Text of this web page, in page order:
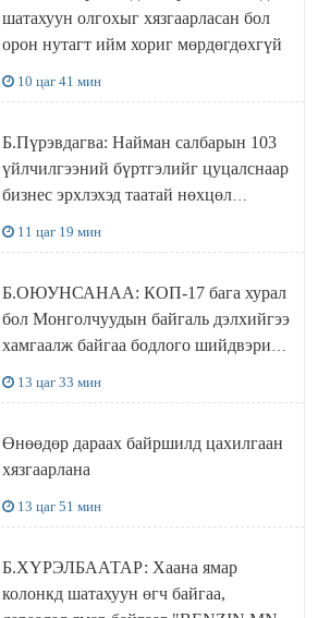
шатахуун олгохыг хязгаарласан бол
орон нутагт ийм хориг мөрдөгдөхгүй
10 цаг 41 мин
Б.Пүрэвдагва: Найман салбарын 103
үйлчилгээний бүртгэлийг цуцалснаар
бизнес эрхлэхэд таатай нөхцөл
бүрдэнэ
11 цаг 19 мин
Б.ОЮУНСАНАА: КОП-17 бага хурал
бол Монголчуудын байгаль дэлхийгээ
хамгаалж байгаа бодлого шийдвэрийг
ДЭЛХИЙД СУРТАЛЧИЛАХ гол
бодлого
13 цаг 33 мин
Өнөөдөр дараах байршилд цахилгаан
хязгаарлана
13 цаг 51 мин
Б.ХҮРЭЛБААТАР: Хаана ямар
колонкд шатахуун өгч байгаа,